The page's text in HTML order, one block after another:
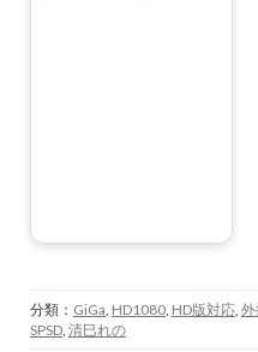
分類： GiGa HD1080 HD版対応
SPSD 清巳れの